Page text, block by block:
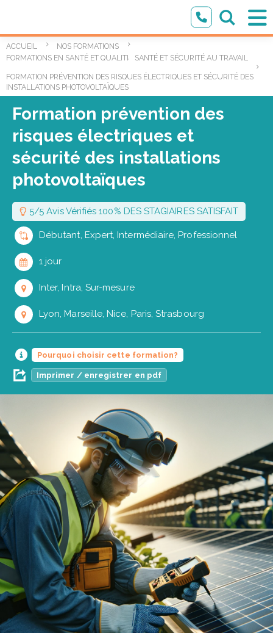
ACCUEIL
NOS FORMATIONS
FORMATIONS EN SANTÉ ET QUALITÉ DE VIE AU TRAVAIL
, SANTÉ ET SÉCURITÉ AU TRAVAIL
FORMATION PRÉVENTION DES RISQUES ÉLECTRIQUES ET SÉCURITÉ DES
INSTALLATIONS PHOTOVOLTAÏQUES
Formation prévention des
risques électriques et
sécurité des installations
photovoltaïques
5/5 Avis Vérifiés 100% DES STAGIAIRES SATISFAIT
Débutant, Expert, Intermédiaire, Professionnel
1 jour
Inter, Intra, Sur-mesure
Lyon, Marseille, Nice, Paris, Strasbourg
Pourquoi choisir cette formation?
Imprimer / enregistrer en pdf